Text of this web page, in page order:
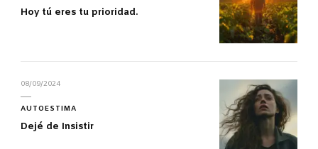
Hoy tú eres tu prioridad.
08/09/2024
AUTOESTIMA
Dejé de Insistir